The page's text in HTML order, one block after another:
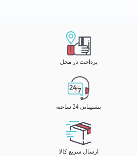
پرداخت در محل
پشتیبانی 24 ساعته
ارسال سریع کالا